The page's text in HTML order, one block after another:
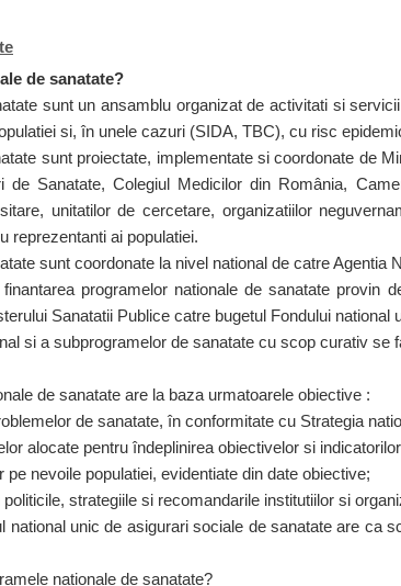
de sanatate?
sunt un ansamblu organizat de activitati si
si, în unele cazuri (SIDA, TBC), cu risc
sunt proiectate, implementate si coordonate de
de Sanatate, Colegiul Medicilor din România,
unitatilor de cercetare, organizatiilor
reprezentanti ai populatiei.
sunt coordonate la nivel national de catre
programelor nationale de sanatate
Sanatatii Publice catre bugetul Fondului national
si a subprogramelor de sanatate cu scop curativ
de sanatate are la baza urmatoarele obiective :
de sanatate, în conformitate cu Strategia
alocate pentru îndeplinirea obiectivelor si
pe nevoile populatiei, evidentiate din date obiective;
strategiile si recomandarile institutiilor si
national unic de asigurari sociale de sanatate are
nationale de sanatate?